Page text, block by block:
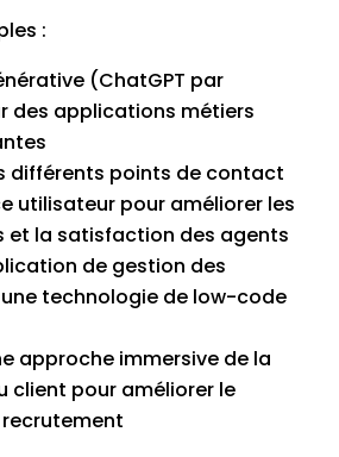
:
(ChatGPT par
des applications métiers
différents points de contact
utilisateur pour améliorer les
et la satisfaction des agents
de gestion des
technologie de low-code
approche immersive de la
client pour améliorer le